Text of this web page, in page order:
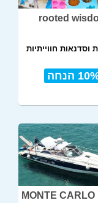
rooted
וסדנאות חווייתיות
הנחה
MONTE CARLO